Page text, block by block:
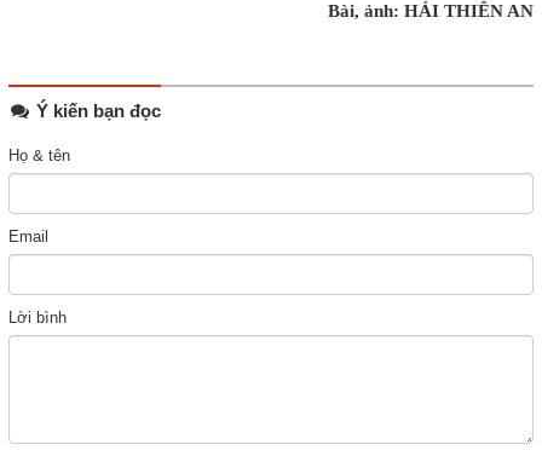
Bài, ảnh: HẢI THIÊN AN
Ý kiến bạn đọc
Họ & tên
Email
Lời bình